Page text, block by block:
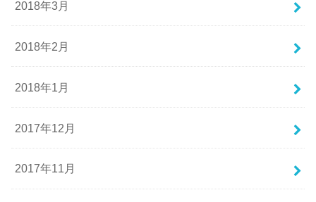
2018年3月
2018年2月
2018年1月
2017年12月
2017年11月